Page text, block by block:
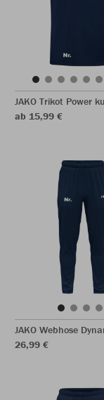
JAKO Trikot Power
ab 15,99 €
JAKO Webhose
26,99 €